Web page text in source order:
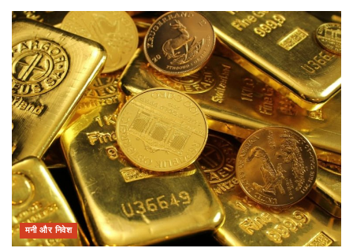
मनी और निवेश